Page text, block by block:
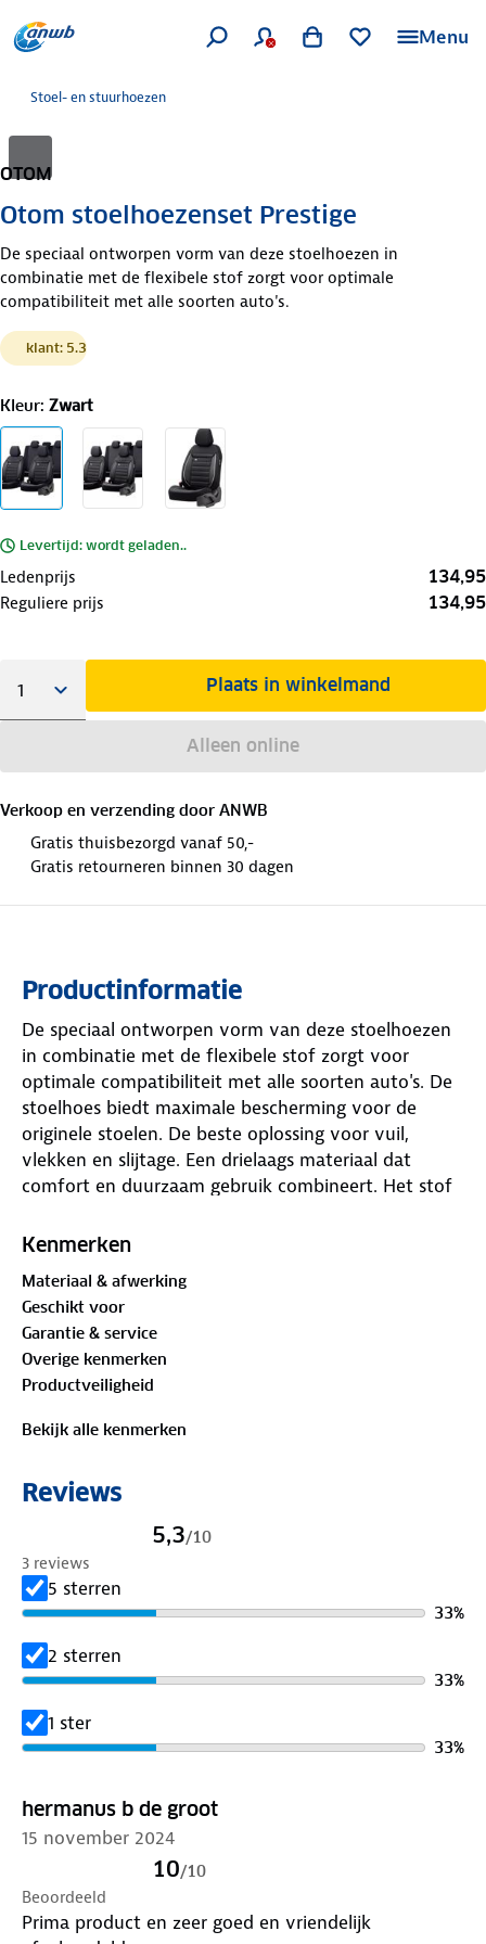
Menu
Stoel- en stuurhoezen
OTOM
Otom stoelhoezenset Prestige
De speciaal ontworpen vorm van deze stoelhoezen in
combinatie met de flexibele stof zorgt voor optimale
compatibiliteit met alle soorten auto's.
klant: 5.3
Kleur: Zwart
Levertijd: wordt geladen..
Ledenprijs 134,95
Reguliere prijs 134,95
Plaats in winkelmand
Alleen online
Verkoop en verzending door ANWB
Gratis thuisbezorgd vanaf 50,-
Gratis retourneren binnen 30 dagen
Productinformatie
De speciaal ontworpen vorm van deze stoelhoezen
in combinatie met de flexibele stof zorgt voor
optimale compatibiliteit met alle soorten auto's. De
stoelhoes biedt maximale bescherming voor de
originele stoelen. De beste oplossing voor vuil,
vlekken en slijtage. Een drielaags materiaal dat
comfort en duurzaam gebruik combineert. Het stof
stoelhoezen verhoogt het rijcomfort door het extra
te bevestigen en universeel toepasbaar op diverse
autotypes.
Kenmerken
Materiaal & afwerking
Geschikt voor
Garantie & service
Overige kenmerken
Productveiligheid
Bekijk alle kenmerken
Reviews
5,3/10
3 reviews
5 sterren
33%
2 sterren
33%
1 ster
33%
hermanus b de groot
15 november 2024
10/10
Beoordeeld
Prima product en zeer goed en vriendelijk